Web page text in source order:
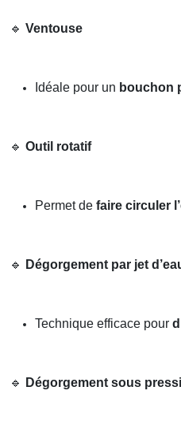
🔹 Ventouse
Idéale pour un bouchon
🔹 Outil rotatif
Permet de faire circuler
🔹 Dégorgement par jet
Technique efficace pour
🔹 Dégorgement sous